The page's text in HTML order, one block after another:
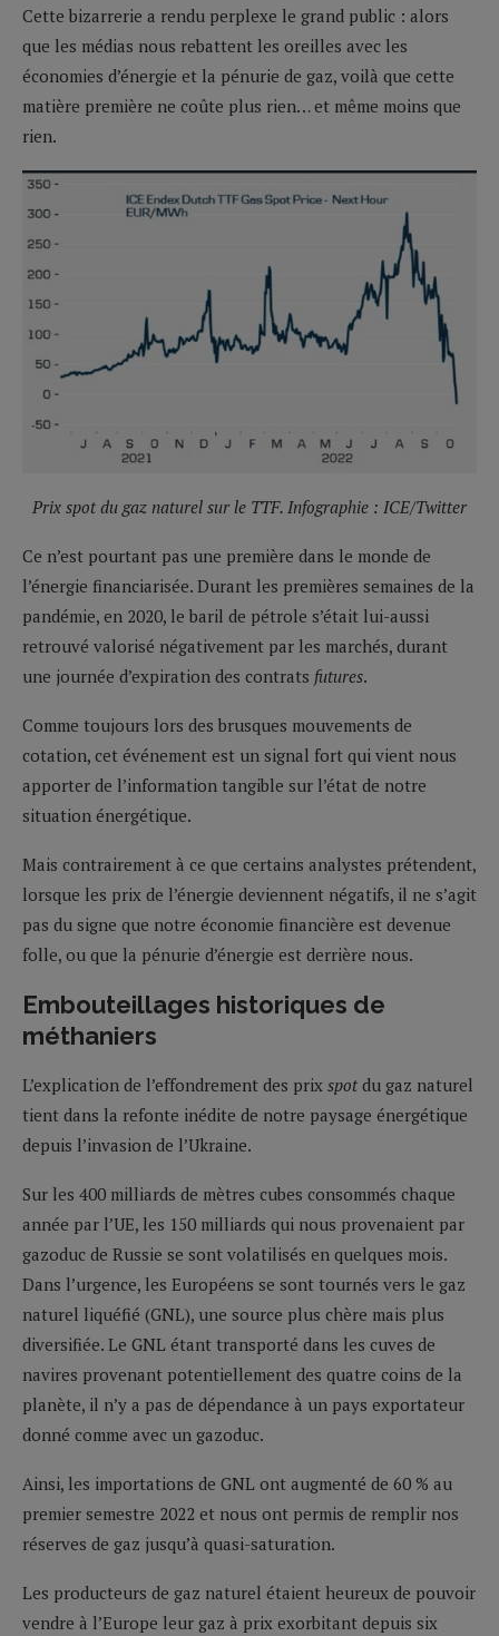
Cette bizarrerie a rendu perplexe le grand public : alors
que les médias nous rebattent les oreilles avec les
économies d’énergie et la pénurie de gaz, voilà que cette
matière première ne coûte plus rien… et même moins que
rien.
Prix spot du gaz naturel sur le TTF. Infographie : ICE/Twitter
Ce n’est pourtant pas une première dans le monde de
l’énergie financiarisée. Durant les premières semaines de la
pandémie, en 2020, le baril de pétrole s’était lui-aussi
retrouvé valorisé négativement par les marchés, durant
une journée d’expiration des contrats futures.
Comme toujours lors des brusques mouvements de
cotation, cet événement est un signal fort qui vient nous
apporter de l’information tangible sur l’état de notre
situation énergétique.
Mais contrairement à ce que certains analystes prétendent,
lorsque les prix de l’énergie deviennent négatifs, il ne s’agit
pas du signe que notre économie financière est devenue
folle, ou que la pénurie d’énergie est derrière nous.
Embouteillages historiques de
méthaniers
L’explication de l’effondrement des prix spot du gaz naturel
tient dans la refonte inédite de notre paysage énergétique
depuis l’invasion de l’Ukraine.
Sur les 400 milliards de mètres cubes consommés chaque
année par l’UE, les 150 milliards qui nous provenaient par
gazoduc de Russie se sont volatilisés en quelques mois.
Dans l’urgence, les Européens se sont tournés vers le gaz
naturel liquéfié (GNL), une source plus chère mais plus
diversifiée. Le GNL étant transporté dans les cuves de
navires provenant potentiellement des quatre coins de la
planète, il n’y a pas de dépendance à un pays exportateur
donné comme avec un gazoduc.
Ainsi, les importations de GNL ont augmenté de 60 % au
premier semestre 2022 et nous ont permis de remplir nos
réserves de gaz jusqu’à quasi-saturation.
Les producteurs de gaz naturel étaient heureux de pouvoir
vendre à l’Europe leur gaz à prix exorbitant depuis six